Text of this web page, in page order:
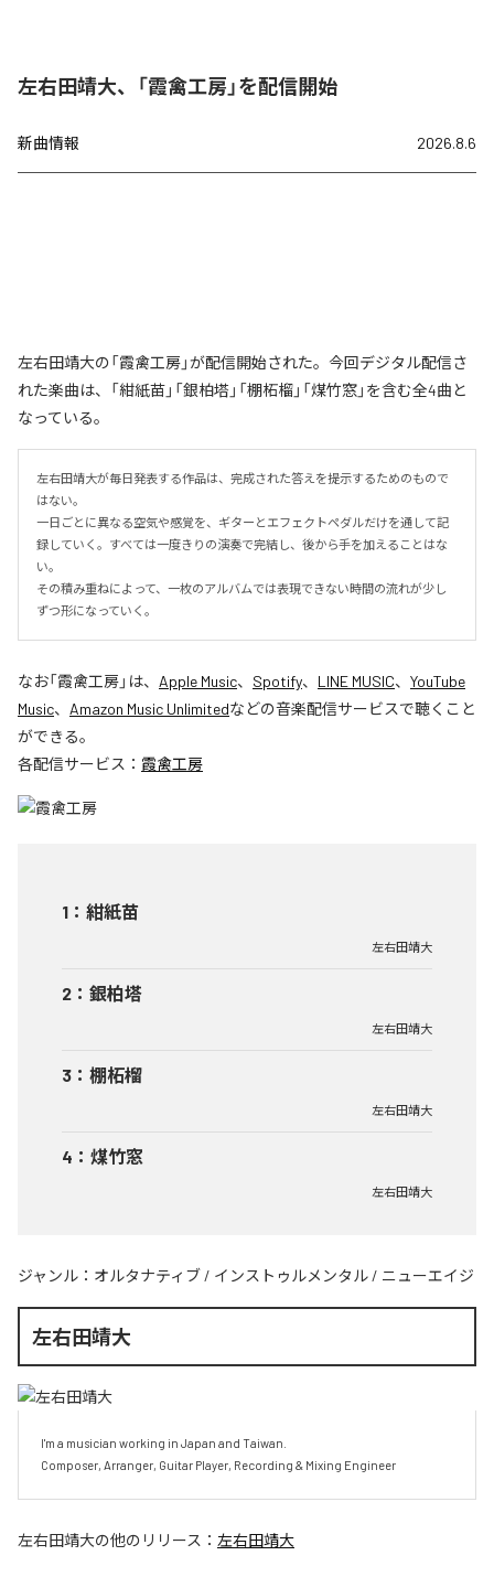
左右田靖大、「霞禽工房」を配信開始
新曲情報 2026.8.6
左右田靖大の「霞禽工房」が配信開始された。今回デジタル配信さ
れた楽曲は、「紺紙苗」「銀柏塔」「棚柘榴」「煤竹窓」を含む全4曲と
なっている。
左右田靖大が毎日発表する作品は、完成された答えを提示するためのもので
はない。
一日ごとに異なる空気や感覚を、ギターとエフェクトペダルだけを通して記
録していく。すべては一度きりの演奏で完結し、後から手を加えることはな
い。
その積み重ねによって、一枚のアルバムでは表現できない時間の流れが少し
ずつ形になっていく。
なお「霞禽工房」は、 Apple Music、 Spotify、 LINE MUSIC、 YouTube
Music、 Amazon Music Unlimitedなどの音楽配信サービスで聴くこと
ができる。
各配信サービス： 霞禽工房
1 ： 紺紙苗
左右田靖大
2 ： 銀柏塔
左右田靖大
3 ： 棚柘榴
左右田靖大
4 ： 煤竹窓
左右田靖大
ジャンル： オルタナティブ / インストゥルメンタル / ニューエイジ
左右田靖大
I'm a musician working in Japan and Taiwan.
Composer, Arranger, Guitar Player, Recording & Mixing Engineer
左右田靖大の他のリリース： 左右田靖大